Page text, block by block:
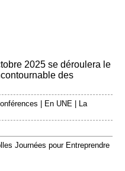
2025 se déroulera le
des
En UNE
La
Journées pour Entreprendre